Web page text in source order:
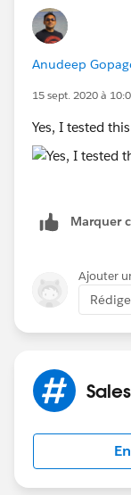
Anudeep
15 sept. 2020 à
Yes, I tested
Marquer
Ajouter